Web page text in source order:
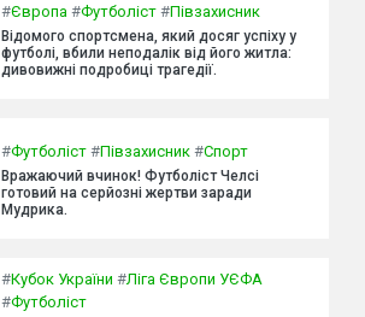
#Європа #Футболіст #Півзахисник
Відомого спортсмена, який досяг успіху у
футболі, вбили неподалік від його житла:
дивовижні подробиці трагедії.
#Футболіст #Півзахисник #Спорт
Вражаючий вчинок! Футболіст Челсі
готовий на серйозні жертви заради
Мудрика.
#Кубок України #Ліга Європи УЄФА
#Футболіст